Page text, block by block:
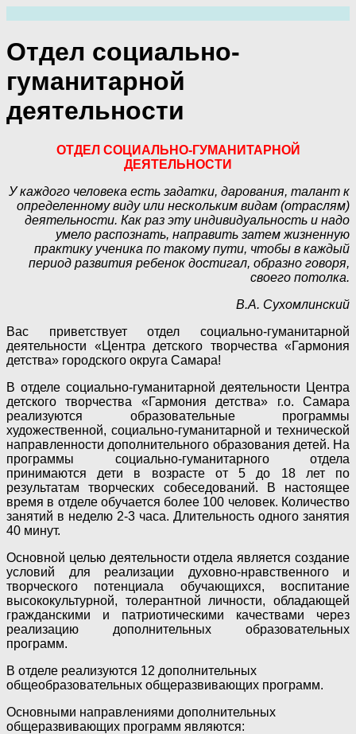
содержимому
Отдел социально-
гуманитарной
деятельности
ОТДЕЛ СОЦИАЛЬНО-ГУМАНИТАРНОЙ
ДЕЯТЕЛЬНОСТИ
У каждого человека есть задатки, дарования, талант к
определенному виду или нескольким видам (отраслям)
деятельности. Как раз эту индивидуальность и надо
умело распознать, направить затем жизненную
практику ученика по такому пути, чтобы в каждый
период развития ребенок достигал, образно говоря,
своего потолка.
В.А. Сухомлинский
Вас приветствует отдел социально-гуманитарной
деятельности «Центра детского творчества «Гармония
детства» городского округа Самара!
В отделе социально-гуманитарной деятельности Центра
детского творчества «Гармония детства» г.о. Самара
реализуются образовательные программы
художественной, социально-гуманитарной и технической
направленности дополнительного образования детей. На
программы социально-гуманитарного отдела
принимаются дети в возрасте от 5 до 18 лет по
результатам творческих собеседований. В настоящее
время в отделе обучается более 100 человек. Количество
занятий в неделю 2-3 часа. Длительность одного занятия
40 минут.
Основной целью деятельности отдела является создание
условий для реализации духовно-нравственного и
творческого потенциала обучающихся, воспитание
высококультурной, толерантной личности, обладающей
гражданскими и патриотическими качествами через
реализацию дополнительных образовательных
программ.
В отделе реализуются 12 дополнительных
общеобразовательных общеразвивающих программ.
Основными направлениями дополнительных
общеразвивающих программ являются: